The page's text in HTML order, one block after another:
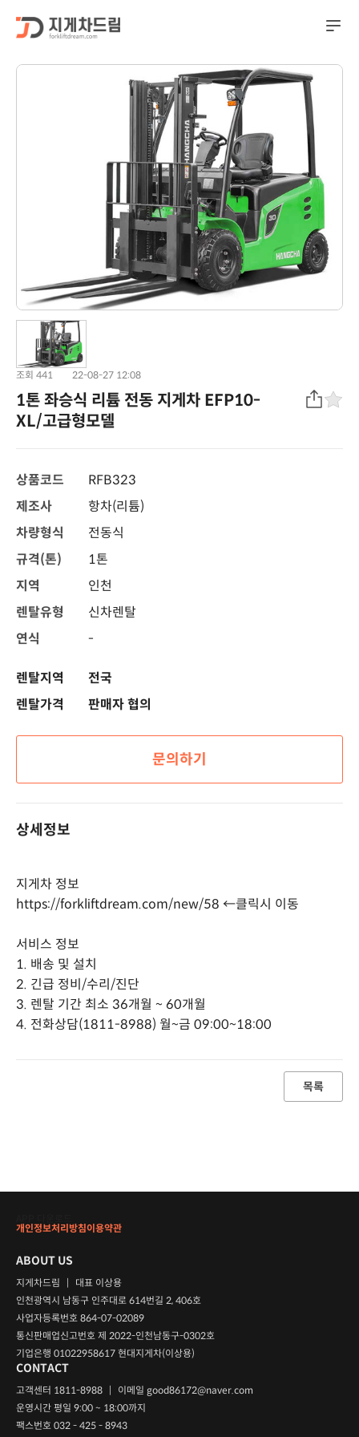
조회 441 22-08-27 12:08
1톤 좌승식 리튬 전동 지게차 EFP10-
XL/고급형모델
상품코드
RFB323
제조사
항차(리튬)
차량형식
전동식
규격(톤)
1톤
지역
인천
렌탈유형
신차렌탈
연식
-
렌탈지역
전국
렌탈가격
판매자 협의
문의하기
상세정보
지게차 정보
https://forkliftdream.com/new/58 ←클릭시 이동
서비스 정보
1. 배송 및 설치
2. 긴급 정비/수리/진단
3. 렌탈 기간 최소 36개월 ~ 60개월
4. 전화상담(1811-8988) 월~금 09:00~18:00
목록
개인정보처리방침이용약관
ABOUT US
지게차드림 |
대표 이상용
인천광역시 남동구 인주대로 614번길 2, 406호
사업자등록번호 864-07-02089
통신판매업신고번호 제 2022-인천남동구-0302호
기업은행 01022958617 현대지게차(이상용)
CONTACT
고객센터 1811-8988 | 이메일 good86172@naver.com
운영시간 평일 9:00 ~ 18:00까지
팩스번호 032 - 425 - 8943